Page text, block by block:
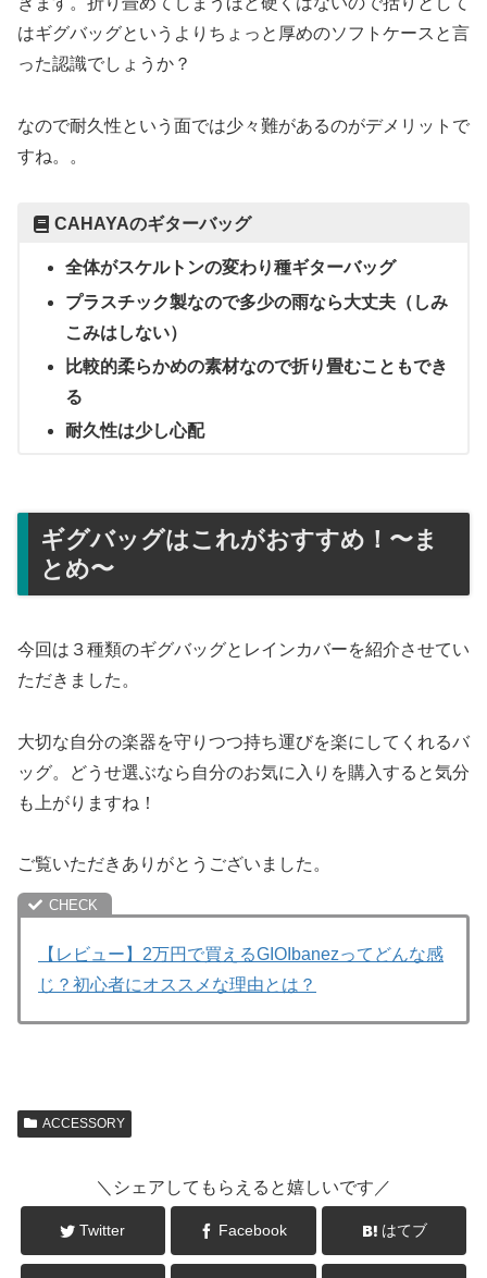
はギグバッグというよりちょっと厚めのソフトケースと言
った認識でしょうか？
なので耐久性という面では少々難があるのがデメリットで
すね。。
CAHAYAのギターバッグ
全体がスケルトンの変わり種ギターバッグ
プラスチック製なので多少の雨なら大丈夫（しみ
こみはしない）
比較的柔らかめの素材なので折り畳むこともでき
る
耐久性は少し心配
ギグバッグはこれがおすすめ！〜ま
とめ〜
今回は３種類のギグバッグとレインカバーを紹介させてい
ただきました。
大切な自分の楽器を守りつつ持ち運びを楽にしてくれるバ
ッグ。どうせ選ぶなら自分のお気に入りを購入すると気分
も上がりますね！
ご覧いただきありがとうございました。
【レビュー】2万円で買えるGIOIbanezってどんな感
じ？初心者にオススメな理由とは？
ACCESSORY
＼シェアしてもらえると嬉しいです／
Twitter Facebook はてブ